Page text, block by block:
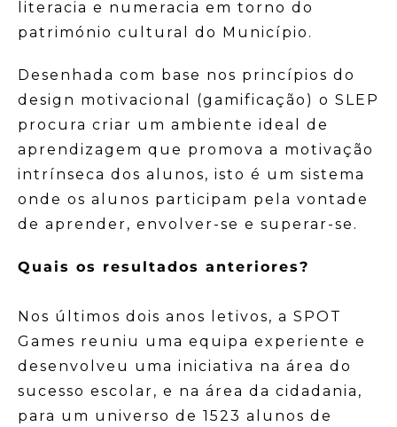
literacia e numeracia em torno do
património cultural do Município.
Desenhada com base nos princípios do
design motivacional (gamificação) o SLEP
procura criar um ambiente ideal de
aprendizagem que promova a motivação
intrínseca dos alunos, isto é um sistema
onde os alunos participam pela vontade
de aprender, envolver-se e superar-se.
Quais os resultados anteriores?
Nos últimos dois anos letivos, a SPOT
Games reuniu uma equipa experiente e
desenvolveu uma iniciativa na área do
sucesso escolar, e na área da cidadania,
para um universo de 1523 alunos de